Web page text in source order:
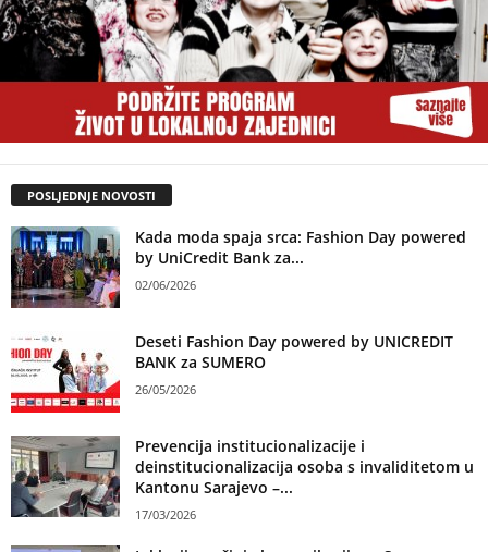
POSLJEDNJE NOVOSTI
Kada moda spaja srca: Fashion Day powered
by UniCredit Bank za...
02/06/2026
Deseti Fashion Day powered by UNICREDIT
BANK za SUMERO
26/05/2026
Prevencija institucionalizacije i
deinstitucionalizacija osoba s invaliditetom u
Kantonu Sarajevo –...
17/03/2026